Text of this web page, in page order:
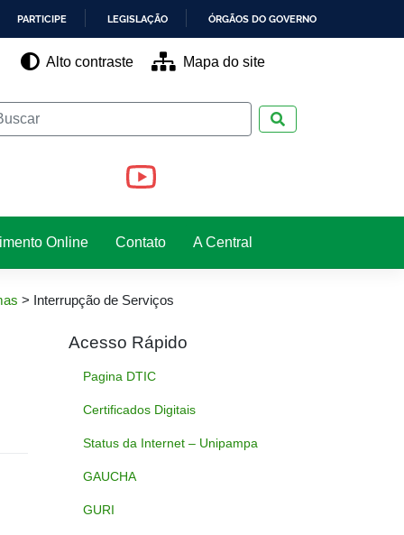
PARTICIPE LEGISLAÇÃO ÓRGÃOS DO GOVERNO
Alto contraste Mapa do site
Online Contato A Central
> Interrupção de Serviços
Acesso Rápido
Pagina DTIC
Certificados Digitais
Status da Internet – Unipampa
GAUCHA
GURI